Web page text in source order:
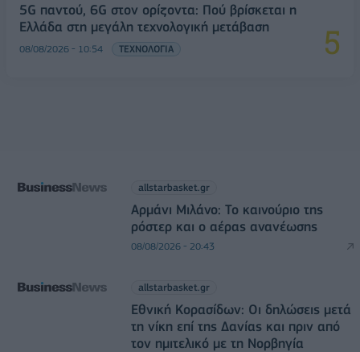
5G παντού, 6G στον ορίζοντα: Πού βρίσκεται η
Ελλάδα στη μεγάλη τεχνολογική μετάβαση
08/08/2026 - 10:54 ΤΕΧΝΟΛΟΓΙΑ
allstarbasket.gr
Αρμάνι Μιλάνο: Το καινούριο της
ρόστερ και ο αέρας ανανέωσης
08/08/2026 - 20:43
allstarbasket.gr
Εθνική Κορασίδων: Οι δηλώσεις μετά
τη νίκη επί της Δανίας και πριν από
τον ημιτελικό με τη Νορβηγία